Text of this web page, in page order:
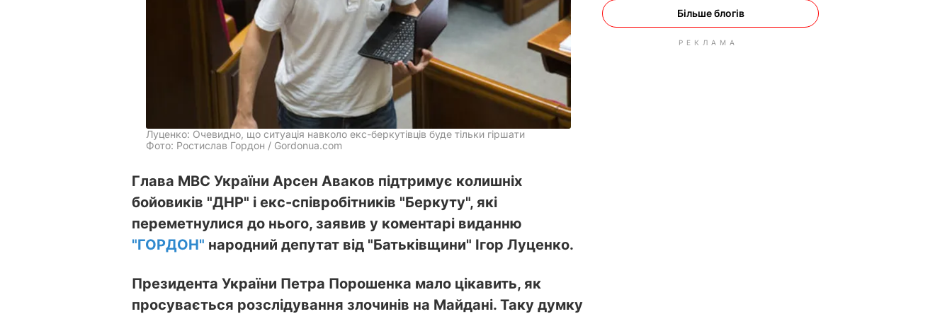
Луценко: Очевидно, що ситуація навколо екс-беркутівців буде тільки гіршати
Фото: Ростислав Гордон / Gordonua.com
Глава МВС України Арсен Аваков підтримує колишніх
бойовиків "ДНР" і екс-співробітників "Беркуту", які
переметнулися до нього, заявив у коментарі виданню
"ГОРДОН" народний депутат від "Батьківщини" Ігор Луценко.
Президента України Петра Порошенка мало цікавить, як
просувається розслідування злочинів на Майдані. Таку думку
Більше блогів
РЕКЛАМА